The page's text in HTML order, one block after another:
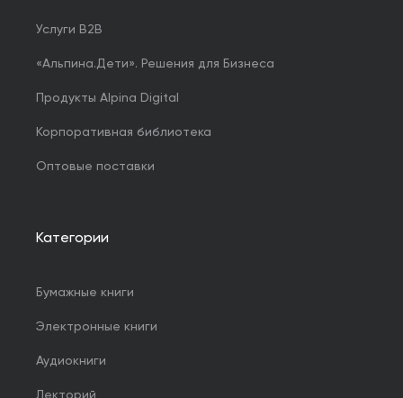
Услуги B2B
«Альпина.Дети». Решения для Бизнеса
Продукты Alpina Digital
Корпоративная библиотека
Оптовые поставки
Категории
Бумажные книги
Электронные книги
Аудиокниги
Лекторий